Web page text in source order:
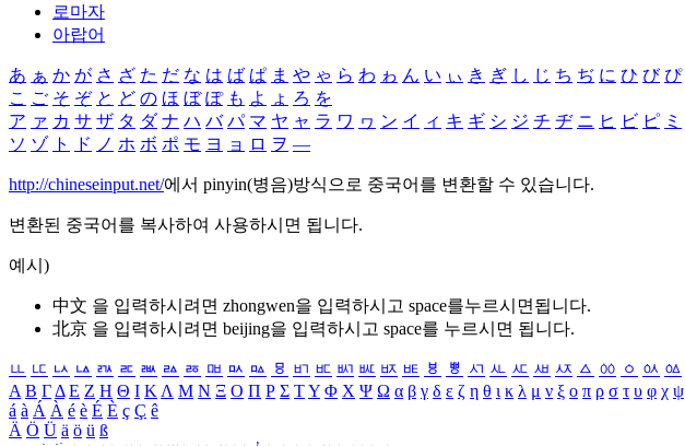
로마자
아랍어
あ ぁ か が さ ざ た だ な は ば ぱ ま や ゃ ら わ ゎ ん い ぃ き ぎ し じ ち ぢ に ひ び ぴ
こ ご そ ぞ と ど の ほ ぼ ぽ も よ ょ ろ を
ア ァ カ サ ザ タ ダ ナ ハ バ パ マ ヤ ャ ラ ワ ヮ ン イ ィ キ ギ シ ジ チ ヂ ニ ヒ ビ ピ ミ
ソ ゾ ト ド ノ ホ ボ ポ モ ヨ ョ ロ ヲ ―
http://chineseinput.net/에서 pinyin(병음)방식으로 중국어를 변환할 수 있습니다.
변환된 중국어를 복사하여 사용하시면 됩니다.
예시)
中文 을 입력하시려면 zhongwen을 입력하시고 space를누르시면됩니다.
北京 을 입력하시려면 beijing을 입력하시고 space를 누르시면 됩니다.
ㅥ ㅦ ㅧ ㅨ ㅩ ㅪ ㅫ ㅬ ㅭ ㅮ ㅯ ㅰ ㅱ ㅲ ㅳ ㅴ ㅵ ㅶ ㅷ ㅸ ㅹ ㅺ ㅻ ㅼ ㅽ ㅾ ㅿ ㆀ ㆁ ㆂ ㆃ
Α Β ΓΔ Ε Ζ Η Θ Ι ΚΛ Μ Ν Ξ Ο Π Ρ Σ ΤΥ Φ Χ Ψ Ω α β γ δ ε ζ η θ ι κ λ μ ν ξ ο π ρ σ τ υ φ χ ψ
á à Á À é è É È ç Ç ê
Ä Ö Ü ä ö ü ß